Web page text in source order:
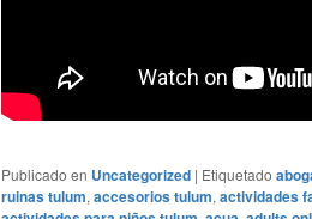
Publicado en Uncategorized | Etiquetado
ruinas tulum, accesorios tulum, actividades